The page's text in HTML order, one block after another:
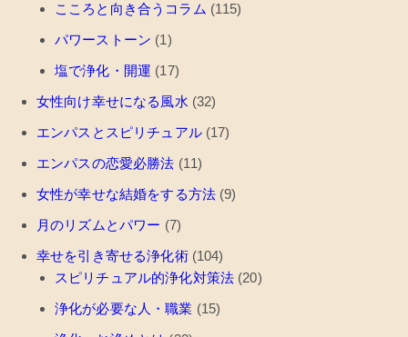
こころと向き合うコラム (115)
パワーストーン (1)
塩で浄化・開運 (17)
女性向け幸せになる風水 (32)
エンパスとスピリチュアル(17)
エンパスの恋愛必勝法 (11)
女性が幸せな結婚をする方法(9)
月のリズムとパワー (7)
幸せを引き寄せる浄化術(104)
スピリチュアル的浄化対策法(20)
浄化が必要な人・職業 (15)